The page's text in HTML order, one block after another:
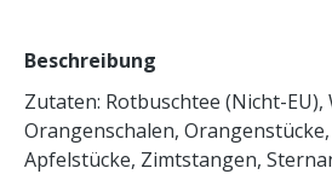
Beschreibung
Zutaten: Rotbuschtee (Nicht-EU),
Orangenschalen,
Apfelstücke, Zimtstangen,